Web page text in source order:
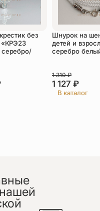
согласие с
и даю
персональных
первым!
без
«КРЭ23
Шнурок на
детей и
серебро
1 127 ₽
1 310₽
В каталог